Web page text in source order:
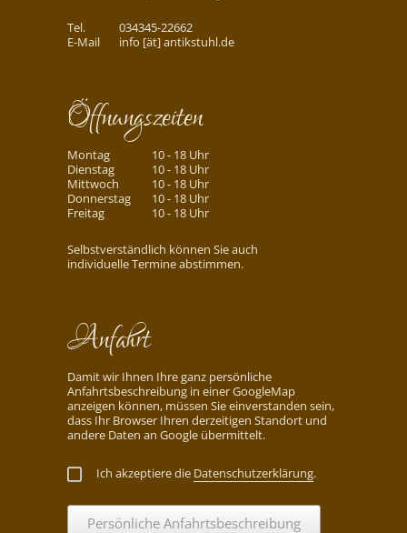
Tel.
034345-22662
E-Mail
info [ät] antikstuhl.de
Öffnungszeiten
Montag
10 - 18 Uhr
Dienstag
10 - 18 Uhr
Mittwoch
10 - 18 Uhr
Donnerstag
10 - 18 Uhr
Freitag
10 - 18 Uhr
Selbstverständlich können Sie auch
individuelle Termine abstimmen.
Anfahrt
Damit wir Ihnen Ihre ganz persönliche
Anfahrtsbeschreibung in einer GoogleMap
anzeigen können, müssen Sie einverstanden sein,
dass Ihr Browser Ihren derzeitigen Standort und
andere Daten an Google übermittelt.
Ich akzeptiere die Datenschutzerklärung.
Persönliche Anfahrtsbeschreibung